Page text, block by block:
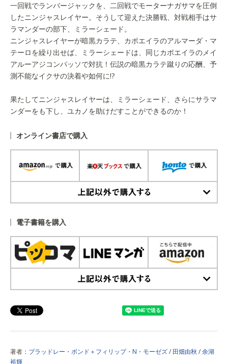
一回戦でランバージャックを、二回戦でモーターナガサマを圧倒
したニンジャスレイヤー。そうして迎えた決勝戦、対戦相手はサ
ラマンダーの部下、ミラーシェード。
ニンジャスレイヤーが暗黒カラテ、カポエイラのアルマーダ・マ
テーロを繰り出せば、ミラーシェードは、同じカポエイラのメイ
アルーアジコンパッソで対抗！伝説の暗黒カラテ蹴りの応酬、予
測不能なイクサの決着や如何に!?
果たしてニンジャスレイヤーは、ミラーシェード、さらにサラマ
ンダーをも下し、ユカノを助けだすことができるのか！
オンライン書店で購入
電子書籍を購入
著者： ブラッドレー・ボンド＋フィリップ・N・モーゼズ/ 田畑由秋/余湖
裕輝